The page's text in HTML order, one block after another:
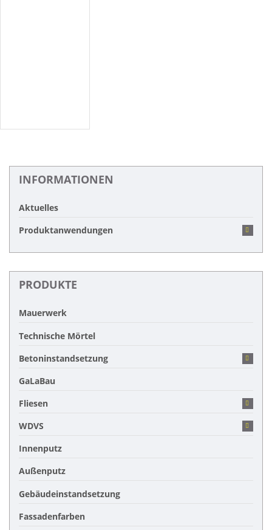
INFORMATIONEN
Aktuelles
Produktanwendungen
PRODUKTE
Mauerwerk
Technische Mörtel
Betoninstandsetzung
GaLaBau
Fliesen
WDVS
Innenputz
Außenputz
Gebäudeinstandsetzung
Fassadenfarben